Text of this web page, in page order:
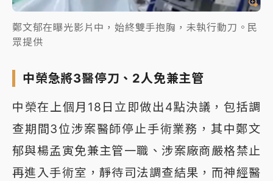
鄭文郁在曝光影片中，始終雙手抱胸，未執行動刀。民
眾提供
中榮急將3醫停刀、2人免兼主管
中榮在上個月18日立即做出4點決議，包括調
查期間3位涉案醫師停止手術業務，其中鄭文
郁與楊孟寅免兼主管一職、涉案廠商嚴格禁止
再進入手術室，靜待司法調查結果，而神經醫